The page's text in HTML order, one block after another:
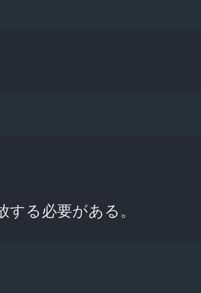
る必要がある。